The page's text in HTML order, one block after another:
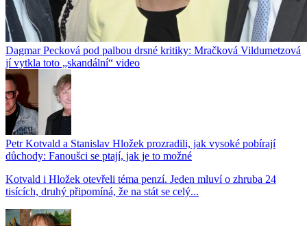
Dagmar Pecková pod palbou drsné kritiky: Mračková Vildumetzová
jí vytkla toto „skandální“ video
Petr Kotvald a Stanislav Hložek prozradili, jak vysoké pobírají
důchody: Fanoušci se ptají, jak je to možné
Kotvald i Hložek otevřeli téma penzí. Jeden mluví o zhruba 24
tisících, druhý připomíná, že na stát se celý...